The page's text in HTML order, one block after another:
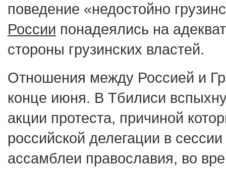
поведение «недостойно
России понадеялись на
стороны грузинских властей.
Отношения между Россией и
конце июня. В Тбилиси
акции протеста, причиной
российской делегации в
ассамблеи православия, во